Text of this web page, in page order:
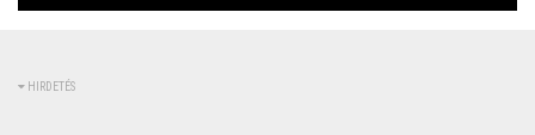
kikapcsolva
0%
0%
HIRDETÉS